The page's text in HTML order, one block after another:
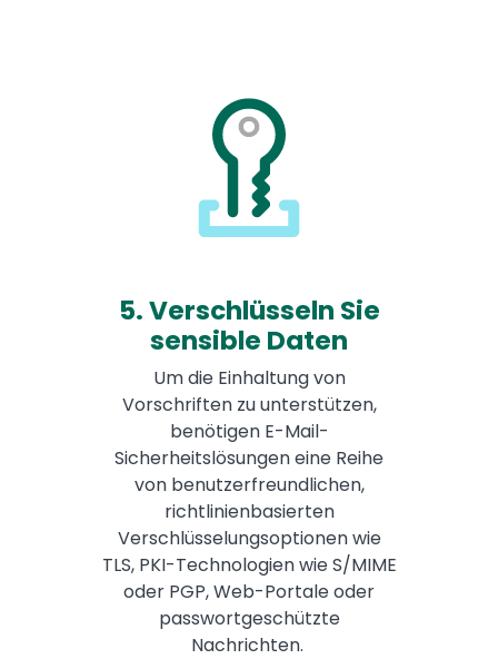
5. Verschlüsseln Sie
sensible Daten
Um die Einhaltung von
Vorschriften zu unterstützen,
benötigen E-Mail-
Sicherheitslösungen eine Reihe
von benutzerfreundlichen,
richtlinienbasierten
Verschlüsselungsoptionen wie
TLS, PKI-Technologien wie S/MIME
oder PGP, Web-Portale oder
passwortgeschützte
Nachrichten.